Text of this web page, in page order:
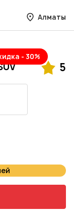
Алматы
- 30%
5